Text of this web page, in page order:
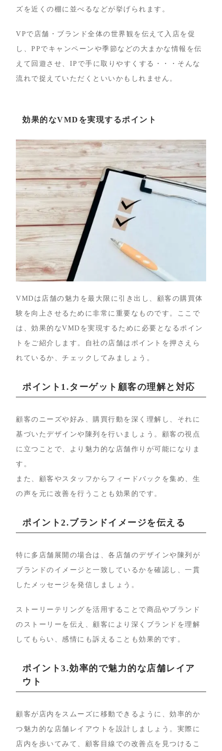
ズを近くの棚に並べるなどが挙げられます。
VPで店舗・ブランド全体の世界観を伝えて入店を促
し、PPでキャンペーンや季節などの大まかな情報を伝
えて回遊させ、IPで手に取りやすくする・・・そんな
流れで捉えていただくといいかもしれません。
効果的なVMDを実現するポイント
VMDは店舗の魅力を最大限に引き出し、顧客の購買体
験を向上させるために非常に重要なものです。ここで
は、効果的なVMDを実現するために必要となるポイン
トをご紹介します。自社の店舗はポイントを押さえら
れているか、チェックしてみましょう。
ポイント1.ターゲット顧客の理解と対応
顧客のニーズや好み、購買行動を深く理解し、それに
基づいたデザインや陳列を行いましょう。顧客の視点
に立つことで、より魅力的な店舗作りが可能になりま
す。
また、顧客やスタッフからフィードバックを集め、生
の声を元に改善を行うことも効果的です。
ポイント2.ブランドイメージを伝える
特に多店舗展開の場合は、各店舗のデザインや陳列が
ブランドのイメージと一致しているかを確認し、一貫
したメッセージを発信しましょう。
ストーリーテリングを活用することで商品やブランド
のストーリーを伝え、顧客により深くブランドを理解
してもらい、感情にも訴えることも効果的です。
ポイント3.効率的で魅力的な店舗レイア
ウト
顧客が店内をスムーズに移動できるように、効率的か
つ魅力的な店舗レイアウトを設計しましょう。実際に
店内を歩いてみて、顧客目線での改善点を見つけるこ